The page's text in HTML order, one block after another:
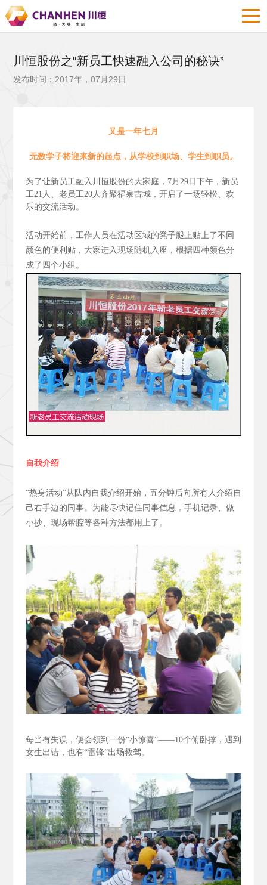
川恒股份之“新员工快速融入公司的秘诀”
发布时间：2017年，07月29日
又是一年七月
无数学子将迎来新的起点，从学校到职场、学生到职员。
为了让新员工融入川恒股份的大家庭，7月29日下午，新员
工21人、老员工20人齐聚福泉古城，开启了一场轻松、欢
乐的交流活动。
活动开始前，工作人员在活动区域的凳子腿上贴上了不同
颜色的便利贴，大家进入现场随机入座，根据四种颜色分
成了四个小组。
自我介绍
“热身活动”从队内自我介绍开始，五分钟后向所有人介绍自
己右手边的同事。为能尽快记住同事信息，手机记录、做
小抄、现场帮腔等各种方法都用上了。
每当有失误，便会领到一份“小惊喜”——10个俯卧撑，遇到
女生出错，也有“雷锋”出场救驾。